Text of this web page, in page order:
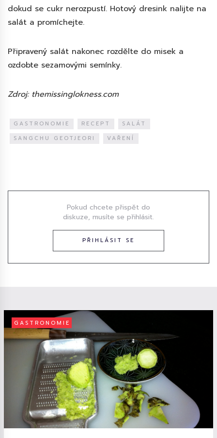
dokud se cukr nerozpustí. Hotový dresink nalijte na
salát a promíchejte.
Připravený salát nakonec rozdělte do misek a
ozdobte sezamovými semínky.
Zdroj: themissinglokness.com
GASTRONOMIE RECEPT
SALÁT
SANGCHU GEOTJEORI
VAŘENÍ
Pokud chcete přispět do
diskuze, musíte se přihlásit.
PŘIHLÁSIT SE
GASTRONOMIE